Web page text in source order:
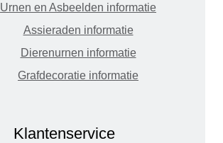
Urnen en Asbeelden informatie
Assieraden informatie
Dierenurnen informatie
Grafdecoratie informatie
Klantenservice